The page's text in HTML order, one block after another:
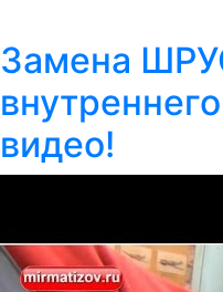
Замена
видео!